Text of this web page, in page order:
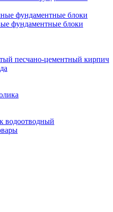
фундаментные блоки
фундаментные блоки
песчано-цементный кирпич
водоотводный